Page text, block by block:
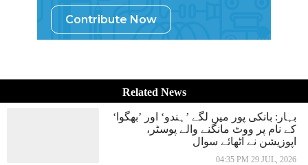
Contribute Now
Related News
بہار: بانکی پور میں لگے ’ہندو‘ اور ’بھگوا‘
کے نام پر ووٹ مانگنے والے پوسٹر،
اپوزیشن نے اٹھائے سوال
04:35 PM 29 JUL, 2026